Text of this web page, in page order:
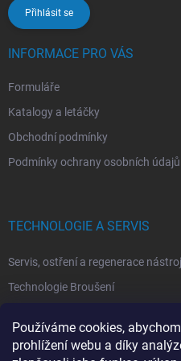
Používáme cookies,
prohlížení webu a díky
Přihlásit se
INFORMACE PRO VÁS
Formuláře
Katalogy a letáčky
Obchodní podmínky
Podmínky ochrany osobních údajů
TECHNOLOGIE A SERVIS
Servis, ostření a regenerace
Technologie Broušení
Technologie Laserová Ablace